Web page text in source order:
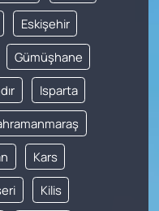
Eskişehir
Gümüşhane
Isparta
Kars
Kilis